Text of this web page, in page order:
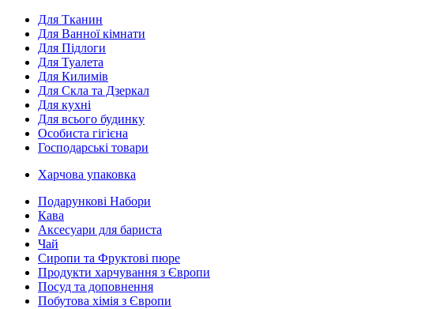
Для Тканин
Для Ванної кімнати
Для Підлоги
Для Туалета
Для Килимів
Для Скла та Дзеркал
Для кухні
Для всього будинку
Особиста гігієна
Господарські товари
Харчова упаковка
Подарункові Набори
Кава
Аксесуари для бариста
Чай
Сиропи та Фруктові пюре
Продукти харчування з Європи
Посуд та доповнення
Побутова хімія з Європи